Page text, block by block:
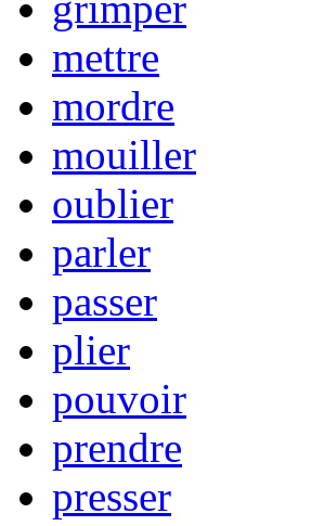
mettre
mordre
mouiller
oublier
parler
passer
plier
pouvoir
prendre
presser